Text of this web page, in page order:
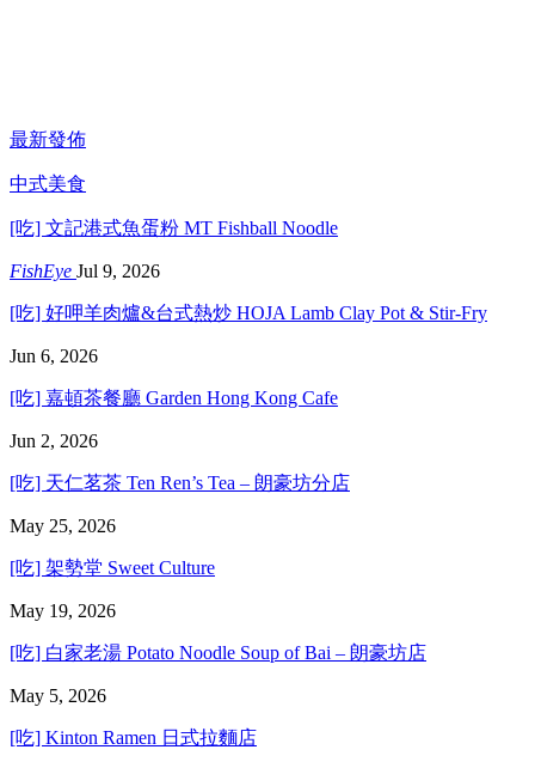
最新發佈
中式美食
[吃] 文記港式魚蛋粉 MT Fishball Noodle
FishEye Jul 9, 2026
[吃] 好呷羊肉爐&台式熱炒 HOJA Lamb Clay Pot & Stir-Fry
Jun 6, 2026
[吃] 嘉頓茶餐廳 Garden Hong Kong Cafe
Jun 2, 2026
[吃] 天仁茗茶 Ten Ren’s Tea – 朗豪坊分店
May 25, 2026
[吃] 架勢堂 Sweet Culture
May 19, 2026
[吃] 白家老湯 Potato Noodle Soup of Bai – 朗豪坊店
May 5, 2026
[吃] Kinton Ramen 日式拉麵店